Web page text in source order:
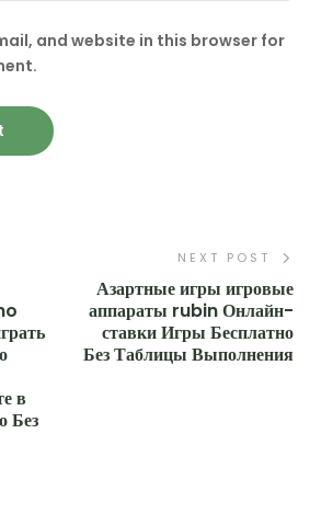
and website in this browser for
в
Без
NEXT POST
Азартные игры игровые
аппараты rubin Онлайн-
ставки Игры Бесплатно
Без Таблицы Выполнения